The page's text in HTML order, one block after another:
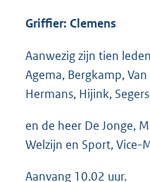
Griffier: Clemens
Aanwezig zijn tien
Agema, Bergkamp,
Hermans, Hijink,
en de heer De Jonge,
Welzijn en Sport, Vice-
Aanvang 10.02 uur.